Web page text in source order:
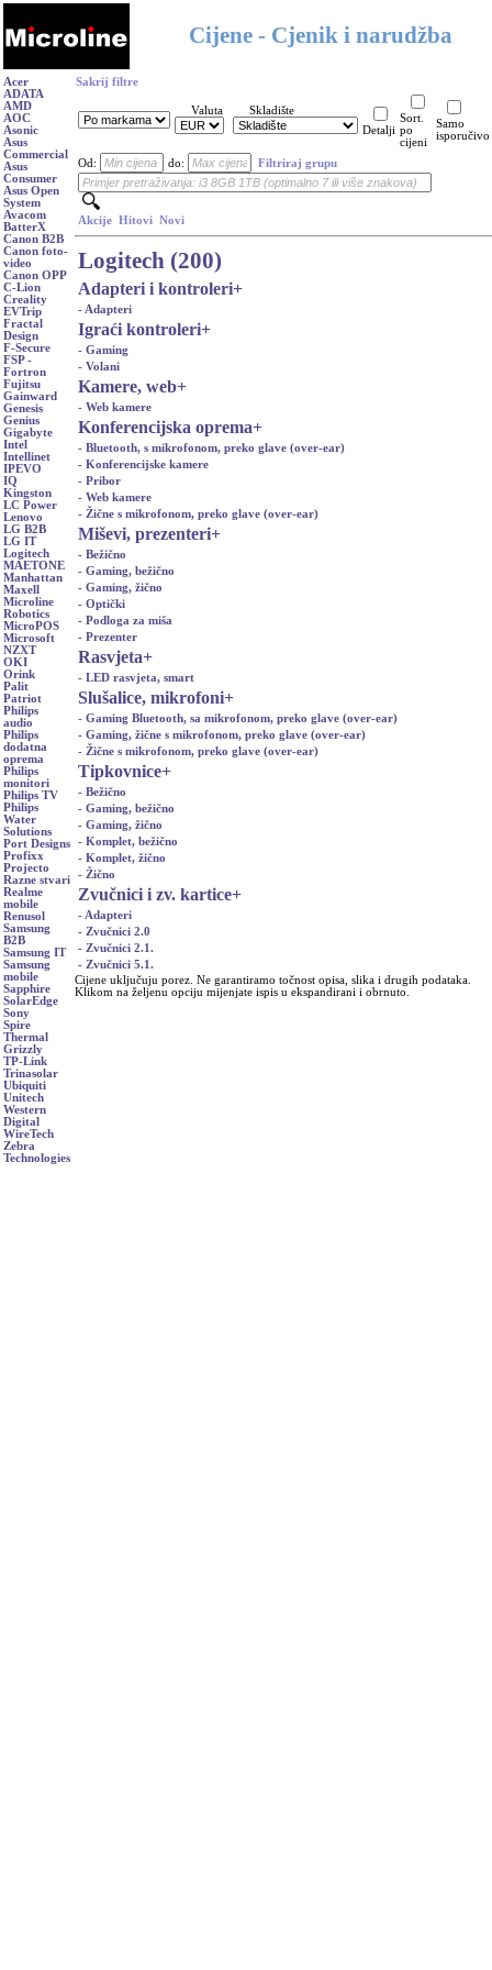
Cijene - Cjenik i narudžba
Acer
ADATA
AMD
AOC
Asonic
Asus
Commercial
Asus
Consumer
Asus Open
System
Avacom
BatterX
Canon B2B
Canon foto-
video
Canon OPP
C-Lion
Creality
EVTrip
Fractal
Design
F-Secure
FSP -
Fortron
Fujitsu
Gainward
Genesis
Genius
Gigabyte
Intel
Intellinet
IPEVO
IQ
Kingston
LC Power
Lenovo
LG B2B
LG IT
Logitech
MAETONE
Manhattan
Maxell
Microline
Robotics
MicroPOS
Microsoft
NZXT
OKI
Orink
Palit
Patriot
Philips
audio
Philips
dodatna
oprema
Philips
monitori
Philips TV
Philips
Water
Solutions
Port Designs
Profixx
Projecto
Razne stvari
Realme
mobile
Renusol
Samsung
B2B
Samsung IT
Samsung
mobile
Sapphire
SolarEdge
Sony
Spire
Thermal
Grizzly
TP-Link
Trinasolar
Ubiquiti
Unitech
Western
Digital
WireTech
Zebra
Technologies
Sakrij filtre
Valuta
Skladište
Detalji
Sort.
po
cijeni
Samo
isporučivo
Od: do: Filtriraj grupu
Akcije Hitovi Novi
Logitech (200)
Adapteri i kontroleri+
- Adapteri
Igraći kontroleri+
- Gaming
- Volani
Kamere, web+
- Web kamere
Konferencijska oprema+
- Bluetooth, s mikrofonom, preko glave (over-ear)
- Konferencijske kamere
- Pribor
- Web kamere
- Žične s mikrofonom, preko glave (over-ear)
Miševi, prezenteri+
- Bežično
- Gaming, bežično
- Gaming, žično
- Optički
- Podloga za miša
- Prezenter
Rasvjeta+
- LED rasvjeta, smart
Slušalice, mikrofoni+
- Gaming Bluetooth, sa mikrofonom, preko glave (over-ear)
- Gaming, žične s mikrofonom, preko glave (over-ear)
- Žične s mikrofonom, preko glave (over-ear)
Tipkovnice+
- Bežično
- Gaming, bežično
- Gaming, žično
- Komplet, bežično
- Komplet, žično
- Žično
Zvučnici i zv. kartice+
- Adapteri
- Zvučnici 2.0
- Zvučnici 2.1.
- Zvučnici 5.1.
Cijene uključuju porez. Ne garantiramo točnost opisa, slika i drugih podataka.
Klikom na željenu opciju mijenjate ispis u ekspandirani i obrnuto.